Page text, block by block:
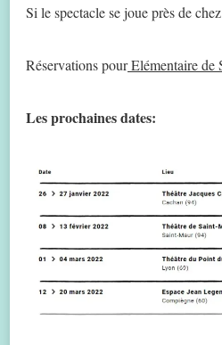
Si le spectacle se joue près de
Réservations pourElémentaire de
Les prochaines dates: